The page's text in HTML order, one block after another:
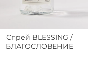
Спрей BLESSING /
БЛАГОСЛОВЕНИЕ